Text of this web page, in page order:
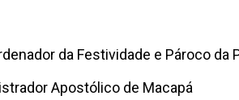
da Festividade e Pároco da
Apostólico de Macapá